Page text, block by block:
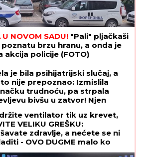
NOVOM SADU! "Pali" pljačkaši
brzu hranu, a onda je
akcija policije (FOTO)
NALAZI SE DALEKO OD
Prva objava Jelene
nakon što joj je Ana
pretila zbog Raleta - poslala
poruke
nije prepoznao: Izmislila
trudnoću, pa strpala
bivšu u zatvor! Njen
cilj bio je BOLESNO JEZIV